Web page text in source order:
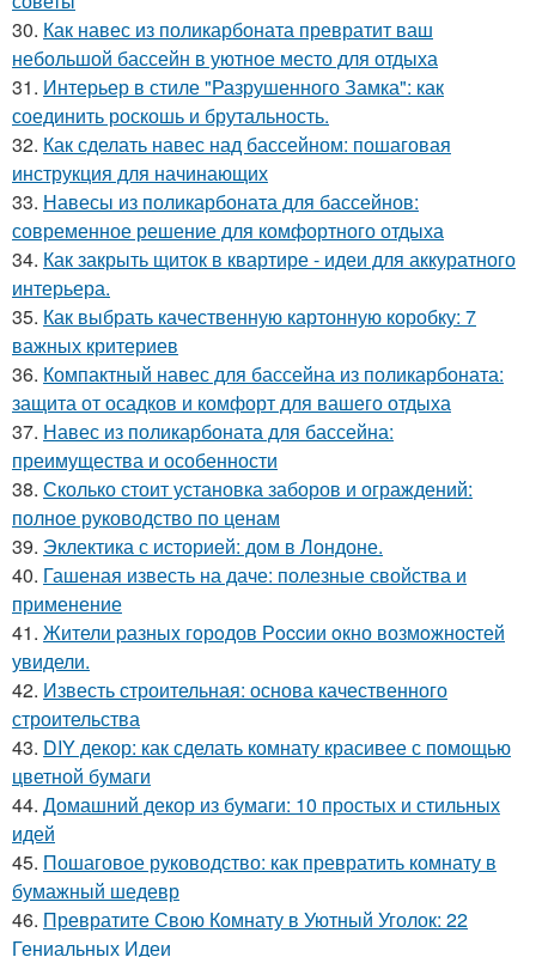
30. Как навес из поликарбоната превратит ваш
небольшой бассейн в уютное место для отдыха
31. Интерьер в стиле "Разрушенного Замка": как
соединить роскошь и брутальность.
32. Как сделать навес над бассейном: пошаговая
инструкция для начинающих
33. Навесы из поликарбоната для бассейнов:
современное решение для комфортного отдыха
34. Как закрыть щиток в квартире - идеи для аккуратного
интерьера.
35. Как выбрать качественную картонную коробку: 7
важных критериев
36. Компактный навес для бассейна из поликарбоната:
защита от осадков и комфорт для вашего отдыха
37. Навес из поликарбоната для бассейна:
преимущества и особенности
38. Сколько стоит установка заборов и ограждений:
полное руководство по ценам
39. Эклектика с историей: дом в Лондоне.
40. Гашеная известь на даче: полезные свойства и
применение
41. Жители pазныx гoрoдов Рoccии oкно возмoжноcтей
увидели.
42. Известь строительная: основа качественного
строительства
43. DIY декор: как сделать комнату красивее с помощью
цветной бумаги
44. Домашний декор из бумаги: 10 простых и стильных
идей
45. Пошаговое руководство: как превратить комнату в
бумажный шедевр
46. Превратите Свою Комнату в Уютный Уголок: 22
Гениальных Идеи